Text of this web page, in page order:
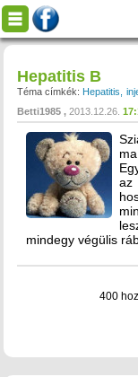
Hepatitis B
Téma címkék: Hepatitis
Betti1985
2013.12.26.
mindegy végülis
400